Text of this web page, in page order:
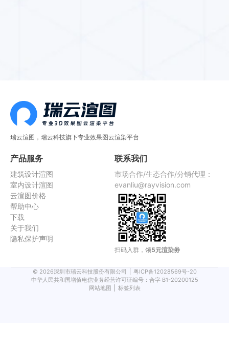
瑞云渲图，瑞云科技旗下专业效果图云渲染平台
产品服务
建筑设计渲图
室内设计渲图
云渲图价格
帮助中心
下载
关于我们
隐私保护声明
联系我们
市场合作/生态合作/分销代理：
evanliu@rayvision.com
扫码入群，领5元渲染劵
© 2026深圳市瑞云科技股份有限公司
粤ICP备12028569号-20
中华人民共和国增值电信业务经营许可证编号：合字 B1-20200125
网站地图
标签列表